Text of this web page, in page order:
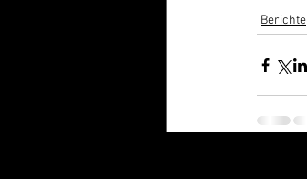
Berichte